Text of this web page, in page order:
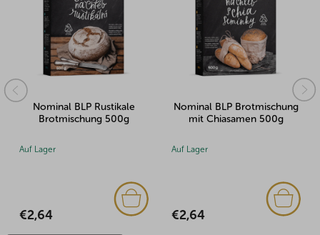
Nominal BLP Rustikale
Brotmischung 500g
Auf Lager
€2,64
Nominal BLP Brotmischung
mit Chiasamen 500g
Auf Lager
€2,64